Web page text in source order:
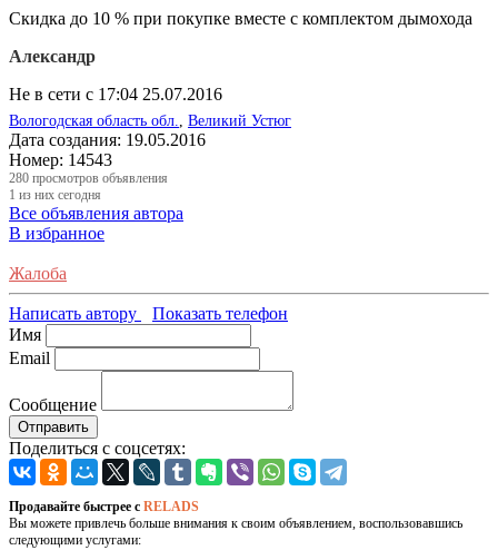
Скидка до 10 % при покупке вместе с комплектом дымохода
Александр
Не в сети с 17:04 25.07.2016
Вологодская область обл. Великий Устюг
Дата создания: 19.05.2016
Номер: 14543
280 просмотров объявления
1 из них сегодня
Все объявления автора
В избранное
Жалоба
Написать автору
Показать телефон
Имя
Email
Сообщение
Отправить
Поделиться с соцсетях:
Продавайте быстрее с RELADS
Вы можете привлечь больше внимания к своим объявлением, воспользовавшись
следующими услугами: